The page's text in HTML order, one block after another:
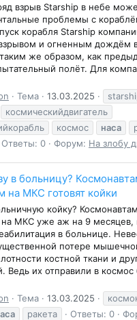
взрыв Starship в небе
проблемы с
корабля Starship
взрывом и огненным дождём
же образом, как
полёт. Для
Тема 13.03.2025
космическийдвигатель
космос наса
Ответы: 0 Форум: На злобу
в больницу?
на МКС готовят койки
койку?
МКС уже аж на 9 месяцев,
в больнице.
потере
костной ткани и
Ведь их отправили в космос
Тема 13.03.2025
ракета Ответы: 0